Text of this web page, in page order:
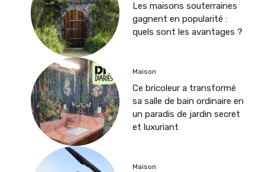
Les maisons souterraines
gagnent en popularité :
quels sont les avantages ?
Maison
Ce bricoleur a transformé
sa salle de bain ordinaire en
un paradis de jardin secret
et luxuriant
Maison